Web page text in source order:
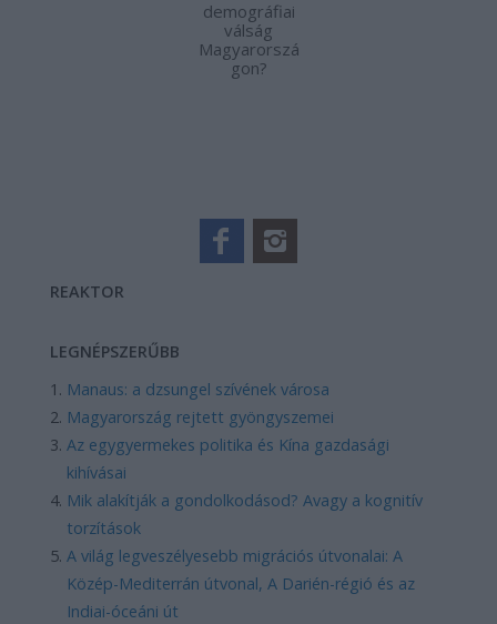
demográfiai
válság
Magyarorszá
gon?
REAKTOR
LEGNÉPSZERŰBB
Manaus: a dzsungel szívének városa
Magyarország rejtett gyöngyszemei
Az egygyermekes politika és Kína gazdasági
kihívásai
Mik alakítják a gondolkodásod? Avagy a kognitív
torzítások
A világ legveszélyesebb migrációs útvonalai: A
Közép-Mediterrán útvonal, A Darién-régió és az
Indiai-óceáni út